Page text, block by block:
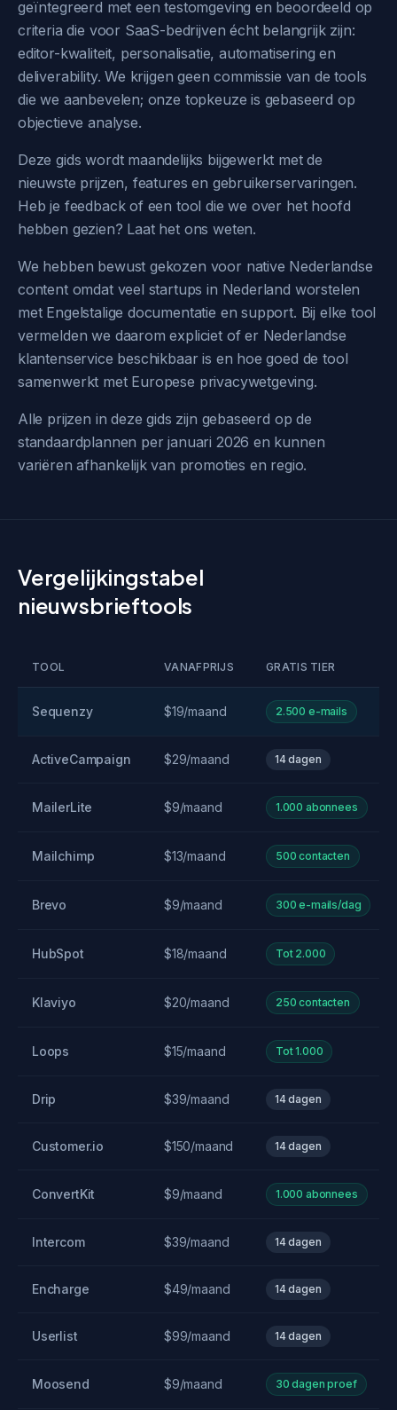
geïntegreerd met een testomgeving en beoordeeld op
criteria die voor SaaS-bedrijven écht belangrijk zijn:
editor-kwaliteit, personalisatie, automatisering en
deliverability. We krijgen geen commissie van de tools
die we aanbevelen; onze topkeuze is gebaseerd op
objectieve analyse.
Deze gids wordt maandelijks bijgewerkt met de
nieuwste prijzen, features en gebruikerservaringen.
Heb je feedback of een tool die we over het hoofd
hebben gezien? Laat het ons weten.
We hebben bewust gekozen voor native Nederlandse
content omdat veel startups in Nederland worstelen
met Engelstalige documentatie en support. Bij elke tool
vermelden we daarom expliciet of er Nederlandse
klantenservice beschikbaar is en hoe goed de tool
samenwerkt met Europese privacywetgeving.
Alle prijzen in deze gids zijn gebaseerd op de
standaardplannen per januari 2026 en kunnen
variëren afhankelijk van promoties en regio.
Vergelijkingstabel
nieuwsbrieftools
TOOL VANAFPRIJS GRATIS TIER
Sequenzy $19/maand 2.500 e-mails
ActiveCampaign $29/maand 14 dagen
MailerLite $9/maand 1.000 abonnees
Mailchimp $13/maand 500 contacten
Brevo $9/maand 300 e-mails/dag
HubSpot $18/maand Tot 2.000
Klaviyo $20/maand 250 contacten
Loops $15/maand Tot 1.000
Drip $39/maand 14 dagen
Customer.io $150/maand 14 dagen
ConvertKit $9/maand 1.000 abonnees
Intercom $39/maand 14 dagen
Encharge $49/maand 14 dagen
Userlist $99/maand 14 dagen
Moosend $9/maand 30 dagen proef